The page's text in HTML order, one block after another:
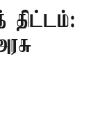
திட்டம்: